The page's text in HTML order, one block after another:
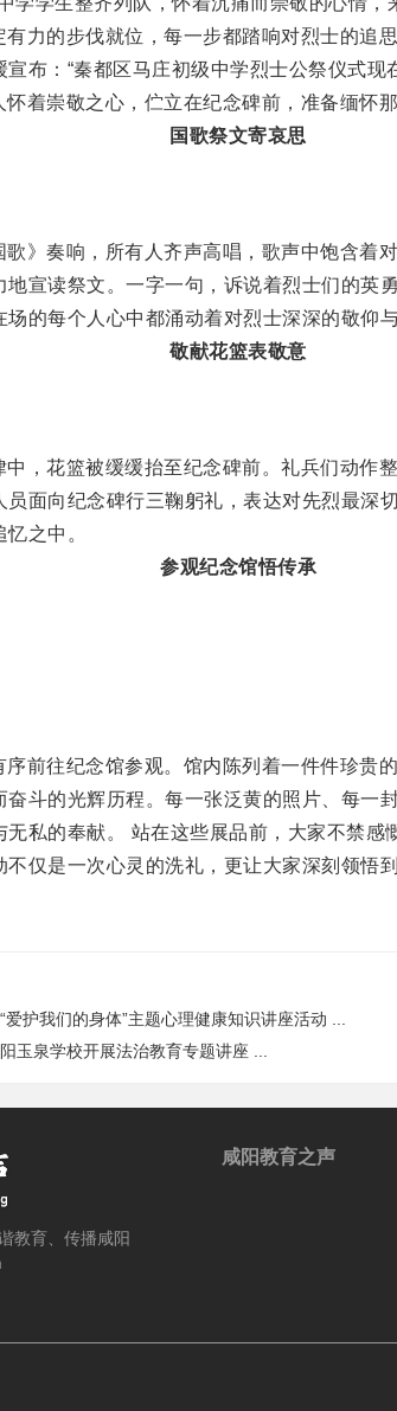
力的步伐就位，每一步都踏响对烈士的追
布：“秦都区马庄初级中学烈士公祭仪式现
着崇敬之心，伫立在纪念碑前，准备缅怀
国歌祭文寄哀思
》奏响，所有人齐声高唱，歌声中饱含着
宣读祭文。一字一句，诉说着烈士们的英
的每个人心中都涌动着对烈士深深的敬仰与
敬献花篮表敬意
，花篮被缓缓抬至纪念碑前。礼兵们动作
面向纪念碑行三鞠躬礼，表达对先烈最深
之中。
参观纪念馆悟传承
前往纪念馆参观。馆内陈列着一件件珍贵
斗的光辉历程。每一张泛黄的照片、每一
私的奉献。 站在这些展品前，大家不禁感
仅是一次心灵的洗礼，更让大家深刻领悟
护我们的身体”主题心理健康知识讲座活动 ...
泉学校开展法治教育专题讲座 ...
教育、传播咸阳
咸阳教育之声